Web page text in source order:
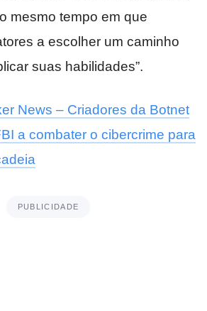
mesmo tempo em que
a escolher um caminho
suas habilidades”.
News – Criadores da Botnet
a combater o cibercrime para
PUBLICIDADE